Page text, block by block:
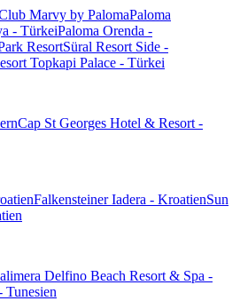
Marvy by PalomaPaloma
- TürkeiPaloma Orenda -
ResortSüral Resort Side -
Topkapi Palace - Türkei
Cap St Georges Hotel & Resort -
Falkensteiner Iadera - KroatienSun
Delfino Beach Resort & Spa -
Tunesien